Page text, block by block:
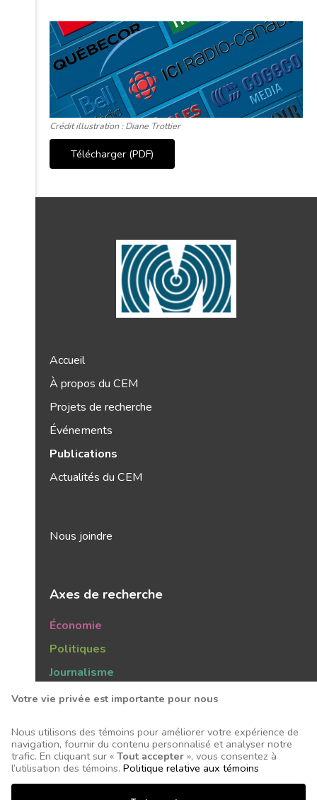
Crédit illustration : Diane Trottier
Télécharger (PDF)
Accueil
À propos du CEM
Projets de recherche
Événements
Publications
Actualités du CEM
Nous joindre
Axes de recherche
Économie
Politiques
Journalisme
Publics
Tous droits réservés © 2026 Centre d'études sur les
Votre vie privée est importante pour nous
Nous utilisons des témoins pour améliorer votre expérience de
navigation, fournir du contenu personnalisé et analyser notre
trafic. En cliquant sur « Tout accepter », vous consentez à
l’utilisation des témoins. Politique relative aux témoins